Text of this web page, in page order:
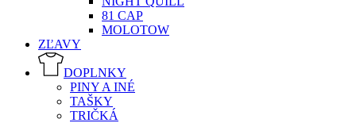
81 CAP
MOLOTOW
ZĽAVY
DOPLNKY
PINY A INÉ
TAŠKY
TRIČKÁ